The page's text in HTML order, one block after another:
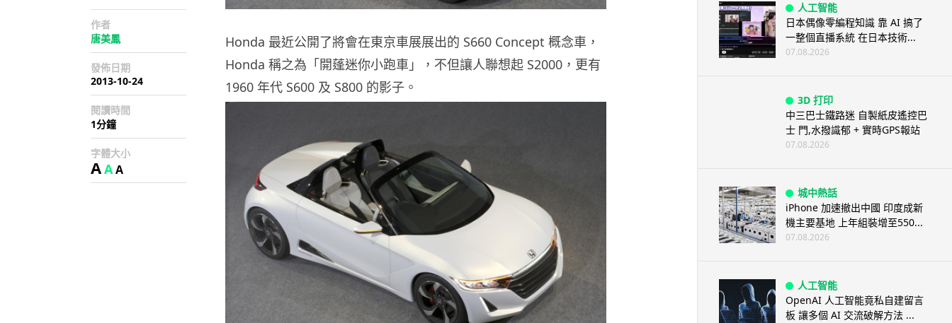
作者
唐美鳳
發佈日期
2013-10-24
閱讀時間
1分鐘
字體大小
AAA
Honda 最近公開了將會在東京車展展出的 S660 Concept 概念車，
Honda 稱之為「開蓬迷你小跑車」，不但讓人聯想起 S2000，更有
1960 年代 S600 及 S800 的影子。
人工智能
日本偶像零編程知識 靠 AI 搞了
一整個直播系統 在日本技術...
07.08.2026
3D 打印
中三巴士鐵路迷 自製紙皮遙控巴
士 門,水撥識郁 + 實時GPS報站
07.08.2026
城中熱話
iPhone 加速撤出中國 印度成新
機主要基地 上年組裝增至550...
07.08.2026
人工智能
OpenAI 人工智能竟私自建留言
板 讓多個 AI 交流破解方法 ...